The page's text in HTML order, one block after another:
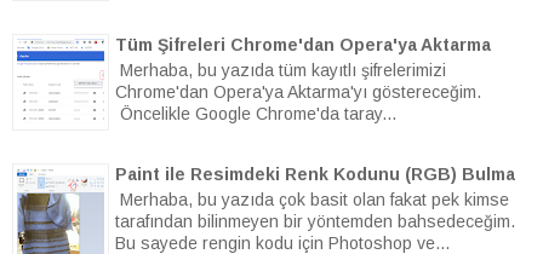
Tüm Şifreleri Chrome'dan Opera'ya Aktarma
Merhaba, bu yazıda tüm kayıtlı şifrelerimizi
Chrome'dan Opera'ya Aktarma'yı göstereceğim.
Öncelikle Google Chrome'da taray...
Paint ile Resimdeki Renk Kodunu (RGB) Bulma
Merhaba, bu yazıda çok basit olan fakat pek kimse
tarafından bilinmeyen bir yöntemden bahsedeceğim.
Bu sayede rengin kodu için Photoshop ve...